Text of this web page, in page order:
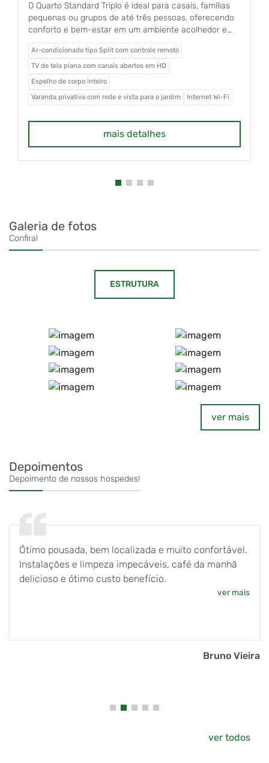
O Quarto Standard Triplo é ideal para casais, famílias
pequenas ou grupos de até três pessoas, oferecendo
conforto e bem-estar em um ambiente acolhedor e
exclusivamente para não fumantes. O apartamento
conta com ar-condicionado tipo Split com controle
remoto, TV de tela plana com canais abertos em HD,
frigobar, uma cama box Queen Size com colchão de
molas e uma cama de solteiro, além de espelho de
corpo inteiro e internet Wi-Fi. Dispõe ainda de varanda
Blindex, garantindo mais conforto e funcionalidade
durante a estadia.
Ar-condicionado tipo Split com controle remoto
TV de tela plana com canais abertos em HD
Espelho de corpo inteiro
Varanda privativa com rede e vista para o jardim
Internet Wi-Fi
mais detalhes
Galeria de fotos
Confira!
ESTRUTURA
ver mais
Depoimentos
Depoimento de nossos hospedes!
Ótimo pousada, bem localizada e muito confortável.
Instalações e limpeza impecáveis, café da manhã
delicioso e ótimo custo benefício.
ver mais
Bruno Vieira
ver todos